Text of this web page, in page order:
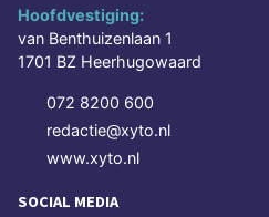
Hoofdvestiging:
van Benthuizenlaan 1
1701 BZ Heerhugowaard
072 8200 600
redactie@xyto.nl
www.xyto.nl
SOCIAL MEDIA